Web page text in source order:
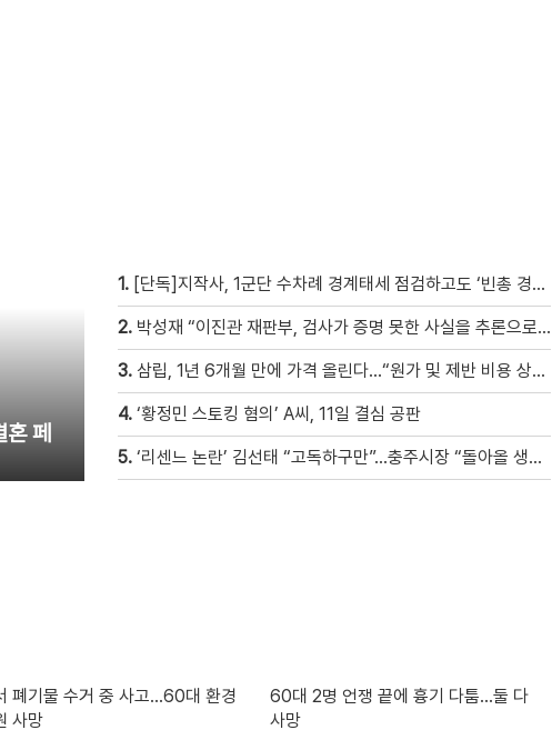
페
1. [단독]지작사, 1군단 수차례 경계태세 점검하고도 ‘빈총 경계’ 몰랐다
2. 박성재 “이진관 재판부, 검사가 증명 못한 사실을 추론으로 메꿔” [현장영상]
3. 삼립, 1년 6개월 만에 가격 올린다…“원가 및 제반 비용 상승” [자막뉴스]
4. ‘황정민 스토킹 혐의’ A씨, 11일 결심 공판
5. ‘리센느 논란’ 김선태 “고독하구만”…충주시장 “돌아올 생각은?”
폐기물 수거 중 사고…60대 환경
사망
60대 2명 언쟁 끝에 흉기 다툼…둘 다
사망